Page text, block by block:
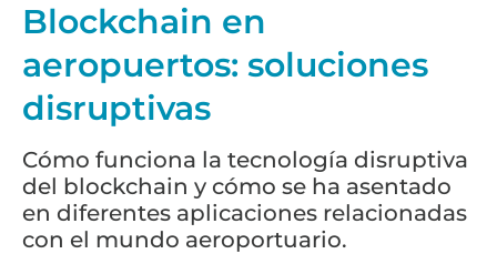
Blockchain en
aeropuertos: soluciones
disruptivas
Cómo funciona la tecnología disruptiva
del blockchain y cómo se ha asentado
en diferentes aplicaciones relacionadas
con el mundo aeroportuario.